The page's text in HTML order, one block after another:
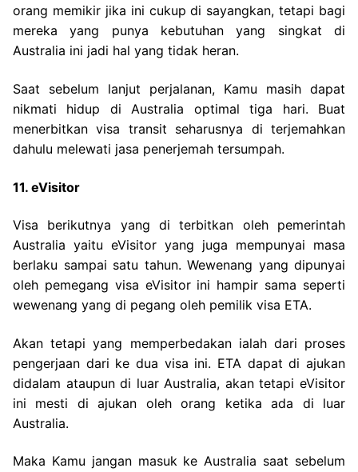
orang memikir jika ini cukup di sayangkan, tetapi bagi
mereka yang punya kebutuhan yang singkat di
Australia ini jadi hal yang tidak heran.
Saat sebelum lanjut perjalanan, Kamu masih dapat
nikmati hidup di Australia optimal tiga hari. Buat
menerbitkan visa transit seharusnya di terjemahkan
dahulu melewati jasa penerjemah tersumpah.
11. eVisitor
Visa berikutnya yang di terbitkan oleh pemerintah
Australia yaitu eVisitor yang juga mempunyai masa
berlaku sampai satu tahun. Wewenang yang dipunyai
oleh pemegang visa eVisitor ini hampir sama seperti
wewenang yang di pegang oleh pemilik visa ETA.
Akan tetapi yang memperbedakan ialah dari proses
pengerjaan dari ke dua visa ini. ETA dapat di ajukan
didalam ataupun di luar Australia, akan tetapi eVisitor
ini mesti di ajukan oleh orang ketika ada di luar
Australia.
Maka Kamu jangan masuk ke Australia saat sebelum